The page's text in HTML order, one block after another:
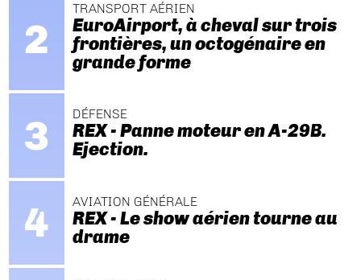
TRANSPORT AÉRIEN
EuroAirport, à cheval sur trois
frontières, un octogénaire en
grande forme
DÉFENSE
REX - Panne moteur en A-29B.
Ejection.
AVIATION GÉNÉRALE
REX - Le show aérien tourne au
drame